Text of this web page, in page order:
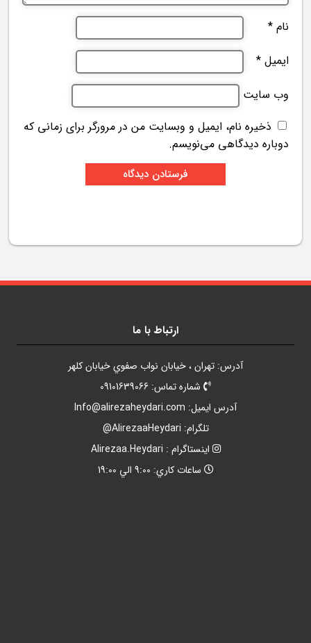
نام *
ایمیل *
وب‌ سایت
ذخیره نام، ایمیل و وبسایت من در مرورگر برای زمانی که
دوباره دیدگاهی می‌نویسم.
ارتباط با ما
آدرس: تهران ، خيابان نواب صفوي خيابان کلهر
شماره تماس: 09101639066
آدرس ايميل: Info@alirezaheydari.com
تلگرام: AlirezaaHeydari@
اينستاگرام : Alirezaa.Heydari
ساعات کاري: 9:00 الي 19:00